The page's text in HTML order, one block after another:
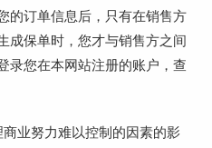
的订单信息后，只有在销售方
成保单时，您才与销售方之间
录您在本网站注册的账户，查
业努力难以控制的因素的影